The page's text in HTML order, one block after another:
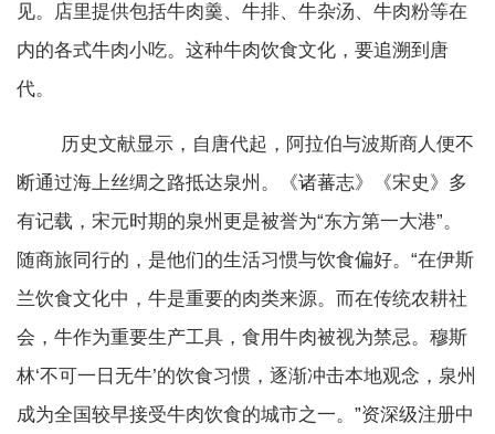
见。店里提供包括牛肉羹、牛排、牛杂汤、牛肉粉等在
内的各式牛肉小吃。这种牛肉饮食文化，要追溯到唐
代。
历史文献显示，自唐代起，阿拉伯与波斯商人便不
断通过海上丝绸之路抵达泉州。《诸蕃志》《宋史》多
有记载，宋元时期的泉州更是被誉为“东方第一大港”。
随商旅同行的，是他们的生活习惯与饮食偏好。“在伊斯
兰饮食文化中，牛是重要的肉类来源。而在传统农耕社
会，牛作为重要生产工具，食用牛肉被视为禁忌。穆斯
林‘不可一日无牛’的饮食习惯，逐渐冲击本地观念，泉州
成为全国较早接受牛肉饮食的城市之一。”资深级注册中